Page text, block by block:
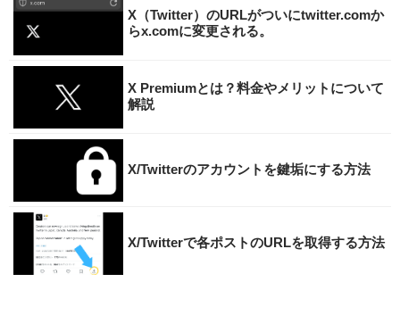
X（Twitter）のURLがついにtwitter.comか
らx.comに変更される。
X Premiumとは？料金やメリットについて
解説
X/Twitterのアカウントを鍵垢にする方法
X/Twitterで各ポストのURLを取得する方法